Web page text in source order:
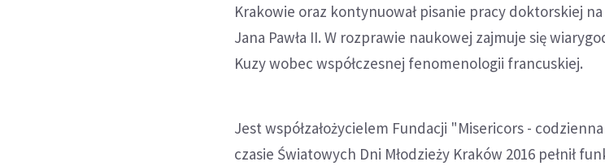
Krakowie oraz kontynuował pisanie pracy doktorskiej
Jana Pawła II. W rozprawie naukowej zajmuje się
Kuzy wobec współczesnej fenomenologii francuskiej.
Jest współzałożycielem Fundacji "Misericors -
czasie Światowych Dni Młodzieży Kraków 2016 pełnił